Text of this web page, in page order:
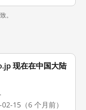
。
现在在中国大陆
15（6 个月前）